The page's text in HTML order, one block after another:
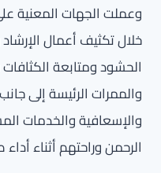
وعملت الجهات المعنية
خلال تكثيف أعمال
الحشود ومتابعة
والممرات الرئيسة إلى
والإسعافية والخدمات
الرحمن وراحتهم أثناء